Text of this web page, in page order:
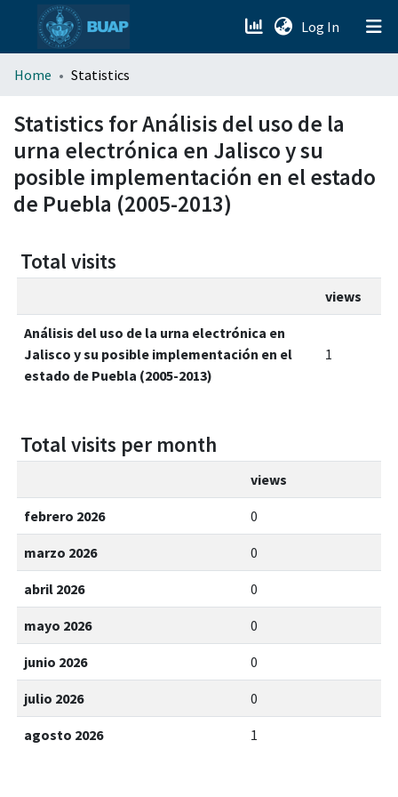
Log In (current)
menu.section.about_menu
All of DSpace
Home Statistics
Statistics for Análisis del uso de la
urna electrónica en Jalisco y su
posible implementación en el estado
de Puebla (2005-2013)
Total visits
views
Análisis del uso de la urna electrónica en
Jalisco y su posible implementación en el
estado de Puebla (2005-2013)
1
Total visits per month
views
febrero 2026 0
marzo 2026 0
abril 2026 0
mayo 2026 0
junio 2026 0
julio 2026 0
agosto 2026 1